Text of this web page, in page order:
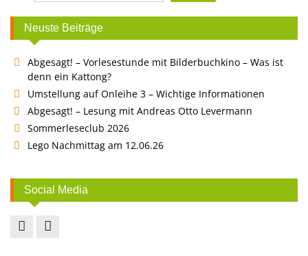
Neuste Beiträge
Abgesagt! – Vorlesestunde mit Bilderbuchkino – Was ist
denn ein Kattong?
Umstellung auf Onleihe 3 – Wichtige Informationen
Abgesagt! – Lesung mit Andreas Otto Levermann
Sommerleseclub 2026
Lego Nachmittag am 12.06.26
Social Media